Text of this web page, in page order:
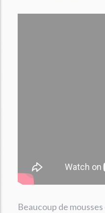
Beaucoup de